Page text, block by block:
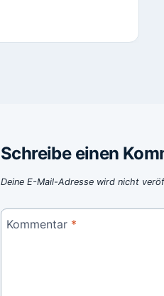
Schreibe einen
Deine E-Mail-Adresse wird nicht
Kommentar *